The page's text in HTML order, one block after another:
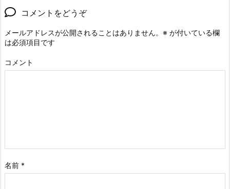
コメントをどうぞ
メールアドレスが公開されることはありません。 ※ が付いている欄
は必須項目です
コメント
名前 *